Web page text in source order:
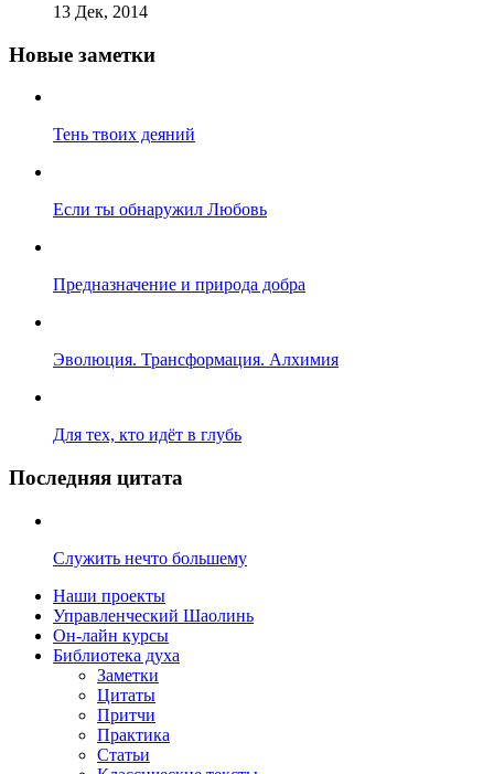
13 Дек, 2014
Новые заметки
Тень твоих деяний
Если ты обнаружил Любовь
Предназначение и природа добра
Эволюция. Трансформация. Алхимия
Для тех, кто идёт в глубь
Последняя цитата
Служить нечто большему
Наши проекты
Управленческий Шаолинь
Он-лайн курсы
Библиотека духа
Заметки
Цитаты
Притчи
Практика
Статьи